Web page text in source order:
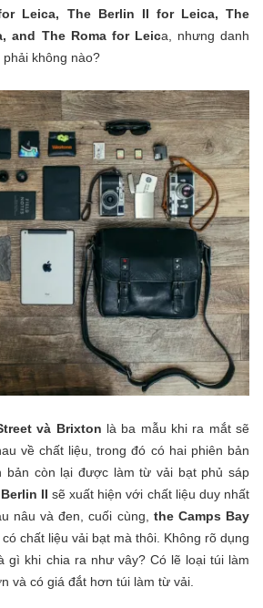
Leica, The Berlin II for Leica, The
and The Roma for Leica, nhưng danh
không nào?
và Brixton là ba mẫu khi ra mắt sẽ
về chất liệu, trong đó có hai phiên bản
bản còn lại được làm từ vải bạt phủ sáp
II sẽ xuất hiện với chất liệu duy nhất
nâu và đen, cuối cùng, the Camps Bay
chất liệu vải bạt mà thôi. Không rõ dụng
gì khi chia ra như vây? Có lẽ loại túi làm
và có giá đắt hơn túi làm từ vải.